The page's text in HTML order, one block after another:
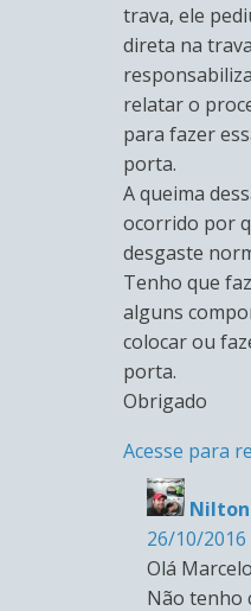
trava, ele
direta na
relatar o
para fazer
porta.
A queima
ocorrido por
desgaste
Tenho que
alguns
colocar ou
porta.
Obrigado
Acesse para
26/10/2016
Olá
Não tenho